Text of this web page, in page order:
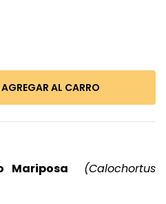
Mariposa (Calochortus